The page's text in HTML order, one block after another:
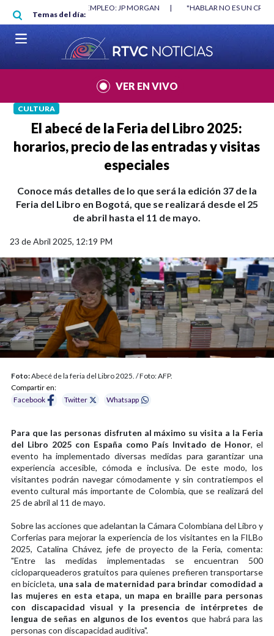
Pasar al contenido principal
Temas del día:
"HABLAR NO ES UN CRIMEN": CARTA DE BETO CORAL |
VER EN VIVO
CULTURA
El abecé de la Feria del Libro 2025:
horarios, precio de las entradas y visitas
especiales
Conoce más detalles de lo que será la edición 37 de la
Feria del Libro en Bogotá, que se realizará desde el 25
de abril hasta el 11 de mayo.
23 de Abril 2025, 12:19 PM
Foto:Abecé de la feria del Libro 2025. / Foto: AFP.
Compartir en:
Facebook
Twitter Whatsapp
Para que las personas disfruten al máximo su visita a la Feria
del Libro 2025 con España como País Invitado de Honor, el
evento ha implementado diversas medidas para garantizar una
experiencia accesible, cómoda e inclusiva. De este modo, los
visitantes podrán navegar cómodamente y sin contratiempos el
evento cultural más importante de Colombia, que se realizará del
25 de abril al 11 de mayo.
Sobre las acciones que adelantan la Cámara Colombiana del Libro y
Corferias para mejorar la experiencia de los visitantes en la FILBo
2025, Catalina Chávez, jefe de proyecto de la Feria, comenta:
"Entre las medidas implementadas se encuentran 500
cicloparqueaderos gratuitos para quienes prefieren transportarse
en bicicleta, una sala de maternidad para brindar comodidad a
las mujeres en esta etapa, un mapa en braille para personas
con discapacidad visual y la presencia de intérpretes de
lengua de señas en algunos de los eventos que habrá para las
personas con discapacidad auditiva".